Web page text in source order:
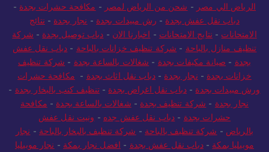
الرياض الي مصر - شحن من الرياض لمصر - مكافحة حشرات بجدة -
دباب نقل عفش بجدة - رش مبيدات بجدة - نجار بجدة - نتائج
الامتحانات - نتايج الامتحانات - اخبارنا الان - دباب توصيل بجدة - شركة
تنظيف منازل بالباحة - شركة تنظيف خزانات بالباحة - دباب نقل عفش
بجدة - صيانة مكيفات بجدة - شغالات بالساعة بجدة - شركة تنظيف
خزانات بجدة - نجار بجدة - دباب نقل اثاث بجدة - مكافحة حشرات
ورش مبيدات بجدة -دباب نقل اغراض بجدة -تنظيف كنب بالبخار بجدة -
نجار بجدة - شركة تنظيف بجدة - شغالات بالساعة بجدة - مكافحة
حشرات بجدة - دباب نقل عفش جده - ونيت نقل عفش
بالرياض - شركة تنظيف بالباحة - شركة تنظيف بالبخار بالباحة - نجار
موبيليا بمكة -دباب نقل عفش بجدة - افضل نجار بمكة - نجار موبيليا